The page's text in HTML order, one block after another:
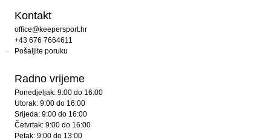
Kontakt
office@keepersport.hr
+43 676 7664611
Pošaljite poruku
Radno vrijeme
Ponedjeljak: 9:00 do 16:00
Utorak: 9:00 do 16:00
Srijeda: 9:00 do 16:00
Četvrtak: 9:00 do 16:00
Petak: 9:00 do 13:00